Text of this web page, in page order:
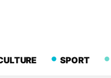
SPORT